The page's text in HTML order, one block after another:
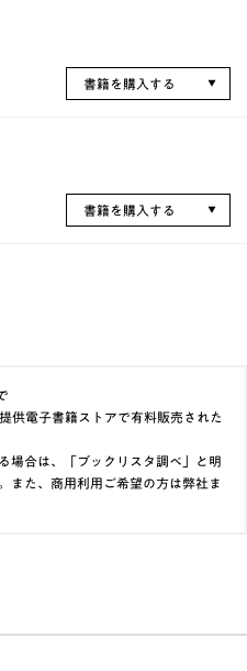
書籍を購入する
書籍を購入する
供電子書籍ストアで有料販売された
場合は、「ブックリスタ調べ」と明
また、商用利用ご希望の方は弊社ま